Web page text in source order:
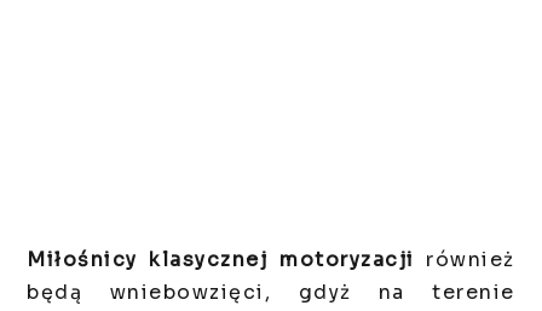
Miłośnicy klasycznej motoryzacji
również
będą wniebowzięci, gdyż na terenie